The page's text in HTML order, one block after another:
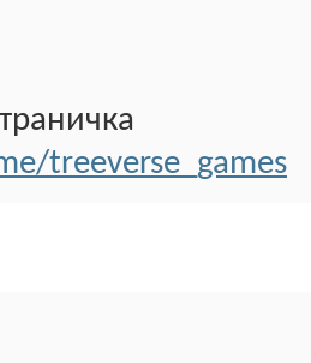
treeverse_games